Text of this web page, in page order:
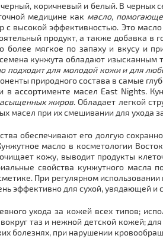
коричневый и белый. В
медицине как масло,
с высокой эффективностью. Это
продукт, а также добавка
более мягкое по запаху и вкусу и
кунжута обладают изысканным
подходит для молодой кожи и для
природного состава в самые
в ассортименте масел East Nights.
жиров. Обладает легкой
масел при их смешивании для ухода
обеспечивают его долгую
масло в косметологии
кожу, выводит продукты
свойства кунжутного
При регулярном
эффективно для сухой, увядающей
ухода за кожей всех типов;
таз и нежной детской кожей;
болезнях, при нарушении